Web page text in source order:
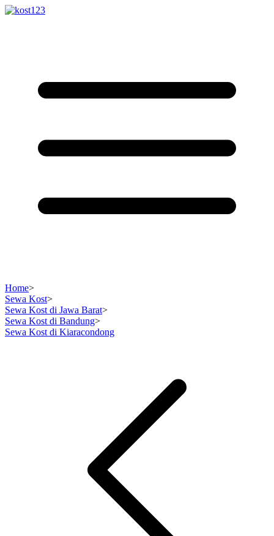
Home>
Sewa Kost>
Sewa Kost di Jawa Barat>
Sewa Kost di Bandung>
Sewa Kost di Kiaracondong